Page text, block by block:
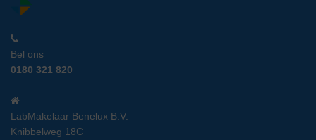
Bel ons
0180 321 820
LabMakelaar Benelux B.V.
Knibbelweg 18C